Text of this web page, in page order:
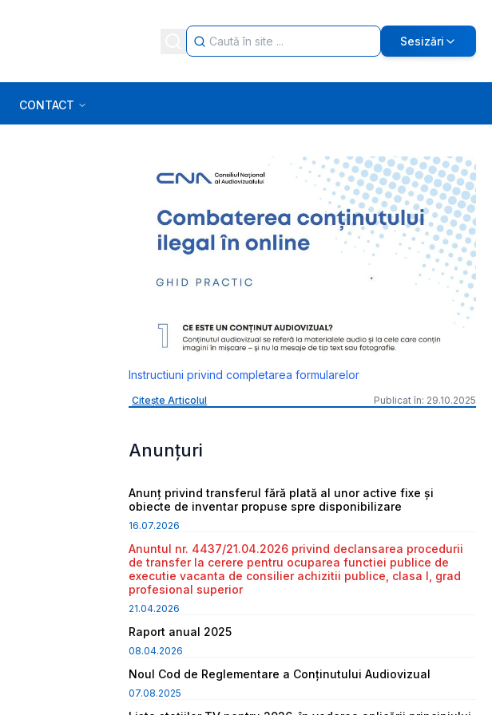
Sesizări
CONTACT
Instructiuni privind completarea formularelor
Citește Articolul Publicat în: 29.10.2025
Anunțuri
Anunț privind transferul fără plată al unor active fixe și
obiecte de inventar propuse spre disponibilizare
16.07.2026
Anuntul nr. 4437/21.04.2026 privind declansarea procedurii
de transfer la cerere pentru ocuparea functiei publice de
executie vacanta de consilier achizitii publice, clasa I, grad
profesional superior
21.04.2026
Raport anual 2025
08.04.2026
Noul Cod de Reglementare a Conținutului Audiovizual
07.08.2025